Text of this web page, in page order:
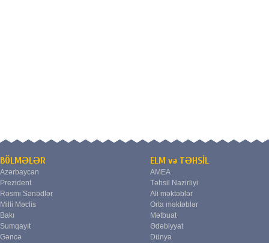
BÖLMƏLƏR
Azərbaycan
Prezident
Rəsmi Sənədlər
Milli Məclis
Bakı
Sumqayıt
Gəncə
ELM və TƏHSİL
AMEA
Təhsil Nazirliyi
Ali məktəblər
Orta məktəblər
Mətbuat
Ədəbiyyat
Dünya